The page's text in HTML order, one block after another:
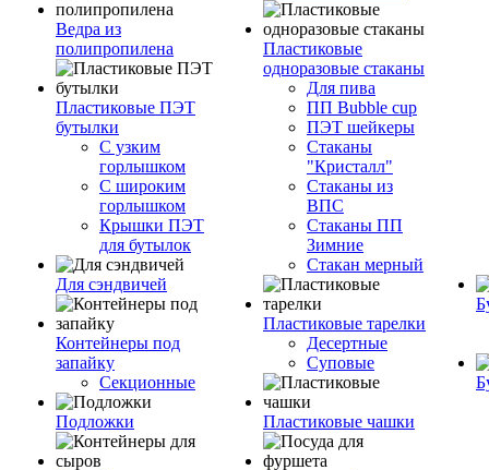
Ведра из
полипропилена
Пластиковые ПЭТ
бутылки
С узким
горлышком
С широким
горлышком
Крышки ПЭТ
для бутылок
Для сэндвичей
Контейнеры под
запайку
Секционные
Подложки
Пластиковые
одноразовые стаканы
Для пива
ПП Bubble cup
ПЭТ шейкеры
Стаканы
"Кристалл"
Стаканы из
ВПС
Стаканы ПП
Зимние
Стакан мерный
Пластиковые тарелки
Десертные
Суповые
Пластиковые чашки